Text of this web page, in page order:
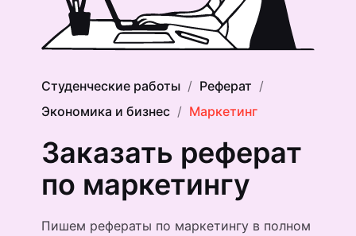
Студенческие работы
Реферат
Экономика и бизнес
Маркетинг
Заказать реферат
по маркетингу
Пишем рефераты по маркетингу в полном